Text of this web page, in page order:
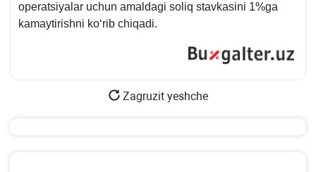
operatsiyalar uchun amaldagi soliq stavkasini 1%ga
kamaytirishni koʻrib chiqadi.
Zagruzit yeshche